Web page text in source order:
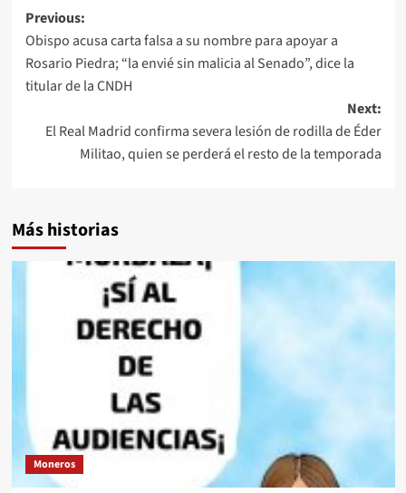
Post
navigation
Previous:
Obispo acusa carta falsa a su nombre para apoyar a
Rosario Piedra; “la envié sin malicia al Senado”, dice la
titular de la CNDH
Next:
El Real Madrid confirma severa lesión de rodilla de Éder
Militao, quien se perderá el resto de la temporada
Más historias
Moneros